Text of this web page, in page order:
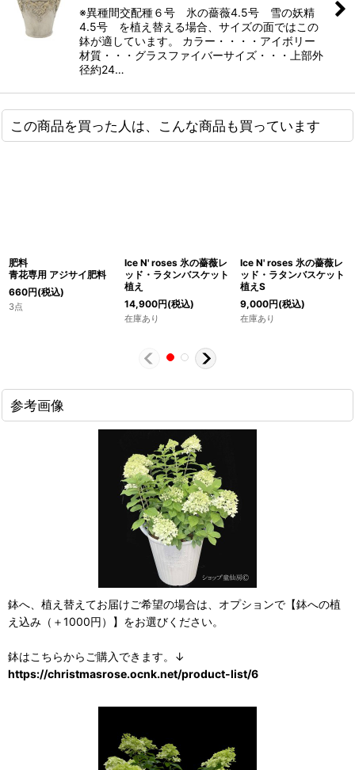
※異種間交配種６号 氷の薔薇4.5号 雪の妖精
4.5号 を植え替える場合、サイズの面ではこの
鉢が適しています。 カラー・・・・アイボリー
材質・・・グラスファイバーサイズ・・・上部外
径約24…
この商品を買った人は、こんな商品も買っています
肥料
青花専用 アジサイ肥料
660円(税込)
3点
Ice N' roses 氷の薔薇レ
ッド・ラタンバスケット
植え
14,900円(税込)
在庫あり
Ice N' roses 氷の薔薇レ
ッド・ラタンバスケット
植えS
9,000円(税込)
在庫あり
参考画像
鉢へ、植え替えてお届けご希望の場合は、オプションで【鉢への植
え込み（＋1000円）】をお選びください。
鉢はこちらからご購入できます。↓
https://christmasrose.ocnk.net/product-list/6